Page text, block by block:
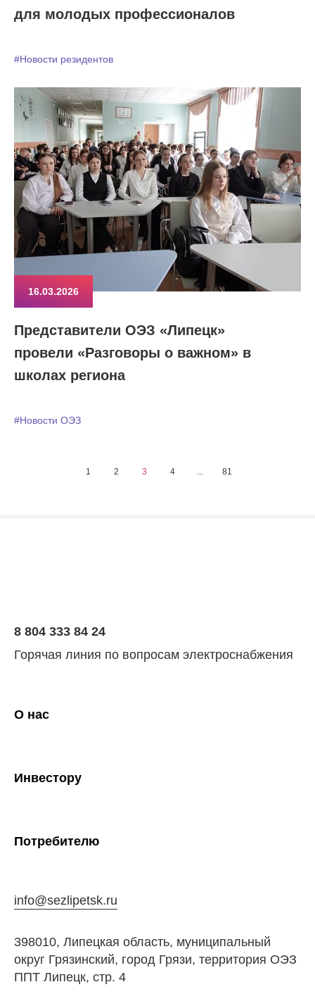
для молодых профессионалов
#Новости резидентов
16.03.2026
Представители ОЭЗ «Липецк»
провели «Разговоры о важном» в
школах региона
#Новости ОЭЗ
1 2 3 4 81
8 804 333 84 24
Горячая линия по вопросам электроснабжения
info@sezlipetsk.ru
398010, Липецкая область, муниципальный
округ Грязинский, город Грязи, территория ОЭЗ
ППТ Липецк, стр. 4
О нас
Инвестору
Потребителю